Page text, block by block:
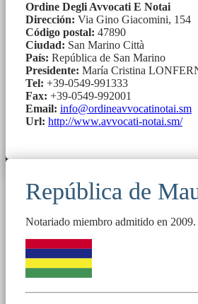
Ordine Degli Avvocati E Notai
Dirección: Via Gino Giacomini, 154
Código postal: 47890
Ciudad: San Marino Città
País: República de San Marino
Presidente: María Cristina
Tel: +39-0549-991333
Fax: +39-0549-992001
Email: info@ordineavvocatinotai.sm
Url: http://www.avvocati-notai.sm/
República de
Notariado miembro admitido en 2009.